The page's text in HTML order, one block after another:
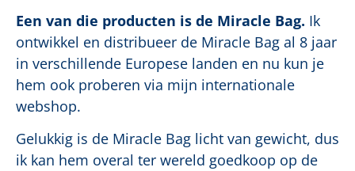
Een van die producten is de Miracle Bag. Ik
ontwikkel en distribueer de Miracle Bag al 8 jaar
in verschillende Europese landen en nu kun je
hem ook proberen via mijn internationale
webshop.
Gelukkig is de Miracle Bag licht van gewicht, dus
ik kan hem overal ter wereld goedkoop op de